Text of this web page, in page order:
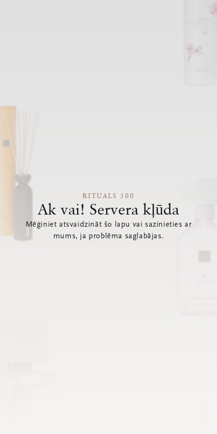
RITUALS 500
Ak vai! Servera kļūda
Mēģiniet atsvaidzināt šo lapu vai sazinieties ar
mums, ja problēma saglabājas.